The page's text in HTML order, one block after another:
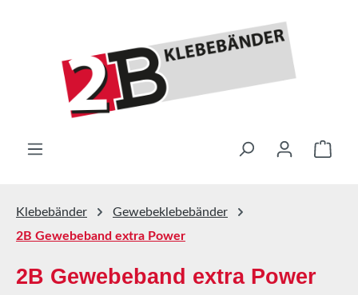
Klebebänder
Gewebeklebebänder
2B Gewebeband extra Power
2B Gewebeband extra Power